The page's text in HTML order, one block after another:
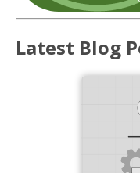
Latest Blog